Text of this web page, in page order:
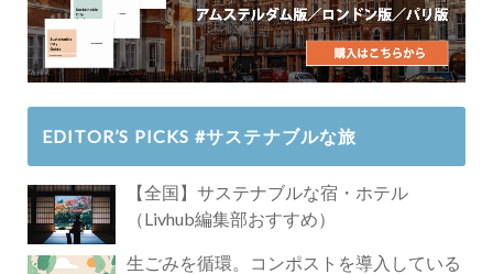
EDITOR’S PICKS #サステナブルな旅
【全国】サステナブルな宿・ホテル
（Livhub編集部おすすめ）
生ごみを循環。コンポストを導入している